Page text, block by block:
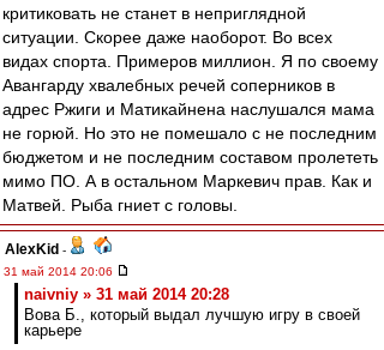
критиковать не станет в неприглядной
ситуации. Скорее даже наоборот. Во всех
видах спорта. Примеров миллион. Я по своему
Авангарду хвалебных речей соперников в
адрес Ржиги и Матикайнена наслушался мама
не горюй. Но это не помешало с не последним
бюджетом и не последним составом пролететь
мимо ПО. А в остальном Маркевич прав. Как и
Матвей. Рыба гниет с головы.
AlexKid -
31 май 2014 20:06
naivniy » 31 май 2014 20:28
Вова Б., который выдал лучшую игру в своей
карьере